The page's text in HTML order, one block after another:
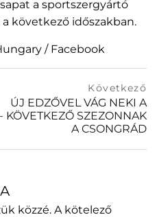
a sportszergyártó
következő időszakban.
/ Facebook
Következő
ÚJ EDZŐVEL VÁG NEKI A
KÖVETKEZŐ SZEZONNAK
A CSONGRÁD
közzé. A kötelező